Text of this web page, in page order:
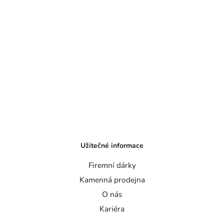
Užitečné informace
Firemní dárky
Kamenná prodejna
O nás
Kariéra